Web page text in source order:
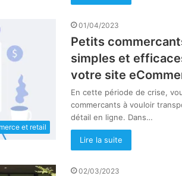
et retail
01/04/2023
Petits
simples et
votre site
En cette période de crise,
commercants à vouloir
détail en ligne. Dans…
Lire la suite
02/03/2023